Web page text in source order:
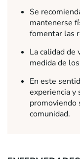
Se
mantenerse
fomentar las
La calidad de
medida de
En este
experiencia y
promoviendo
comunidad.